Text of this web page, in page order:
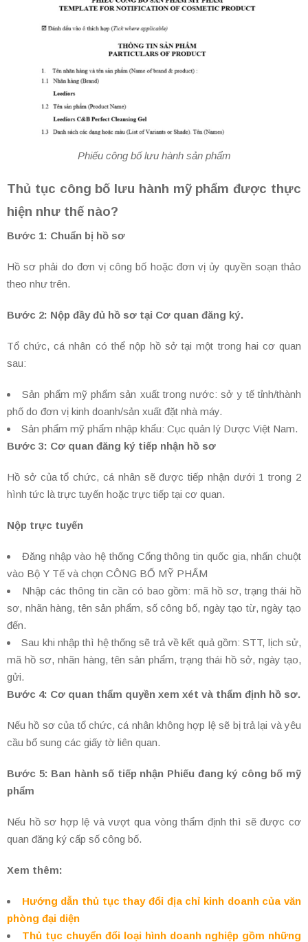
Phiếu công bố lưu hành sản phẩm
Thủ tục công bố lưu hành mỹ phẩm được thực
hiện như thế nào?
Bước 1: Chuẩn bị hồ sơ
Hồ sơ phải do đơn vị công bố hoặc đơn vị ủy quyền soạn thảo
theo như trên.
Bước 2: Nộp đầy đủ hồ sơ tại Cơ quan đăng ký.
Tổ chức, cá nhân có thể nộp hồ sở tại một trong hai cơ quan
sau:
Sản phẩm mỹ phẩm sản xuất trong nước: sở y tế tỉnh/thành
phố do đơn vị kinh doanh/sản xuất đặt nhà máy.
Sản phẩm mỹ phẩm nhập khẩu: Cục quản lý Dược Việt Nam.
Bước 3: Cơ quan đăng ký tiếp nhận hồ sơ
Hồ sở của tổ chức, cá nhân sẽ được tiếp nhận dưới 1 trong 2
hình tức là trực tuyến hoặc trực tiếp tại cơ quan.
Nộp trực tuyến
Đăng nhập vào hệ thống Cổng thông tin quốc gia, nhấn chuột
vào Bộ Y Tế và chọn CÔNG BỐ MỸ PHẨM
Nhập các thông tin cần có bao gồm: mã hồ sơ, trạng thái hồ
sơ, nhãn hàng, tên sản phẩm, số công bố, ngày tạo từ, ngày tạo
đến.
Sau khi nhập thì hệ thống sẽ trả về kết quả gồm: STT, lịch sử,
mã hồ sơ, nhãn hàng, tên sản phẩm, trạng thái hồ sở, ngày tạo,
gửi.
Bước 4: Cơ quan thẩm quyền xem xét và thẩm định hồ sơ.
Nếu hồ sơ của tổ chức, cá nhân không hợp lệ sẽ bị trả lại và yêu
cầu bổ sung các giấy tờ liên quan.
Bước 5: Ban hành số tiếp nhận Phiếu đang ký công bố mỹ
phẩm
Nếu hồ sơ hợp lệ và vượt qua vòng thẩm định thì sẽ được cơ
quan đăng ký cấp số công bố.
Xem thêm:
Hướng dẫn thủ tục thay đổi địa chỉ kinh doanh của văn
phòng đại diện
Thủ tục chuyển đổi loại hình doanh nghiệp gồm những